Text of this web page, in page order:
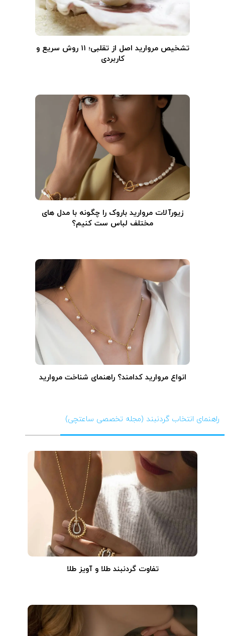
تشخیص مروارید اصل از تقلبی؛ ۱۱ روش سریع و
کاربردی
زیورآلات مروارید باروک را چگونه با مدل های
مختلف لباس ست کنیم؟
انواع مروارید کدامند؟ راهنمای شناخت مروارید
راهنمای انتخاب گردنبند (مجله تخصصی ساعتچی)
تفاوت گردنبند طلا و آویز طلا